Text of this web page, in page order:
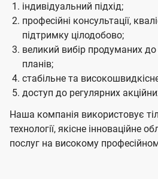
індивідуальний підхід;
професійні консультації,
підтримку цілодобово;
великий вибір продуманих
планів;
стабільне та
доступ до регулярних
Наша компанія використовує
технології, якісне інноваційне
послуг на високому